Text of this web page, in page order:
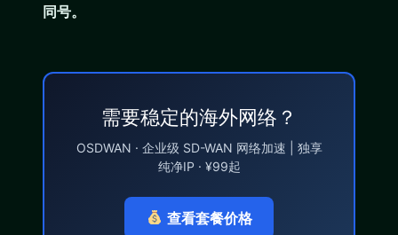
同号。
需要稳定的海外网络？
OSDWAN · 企业级 SD-WAN 网络加速 | 独享
纯净IP · ¥99起
查看套餐价格